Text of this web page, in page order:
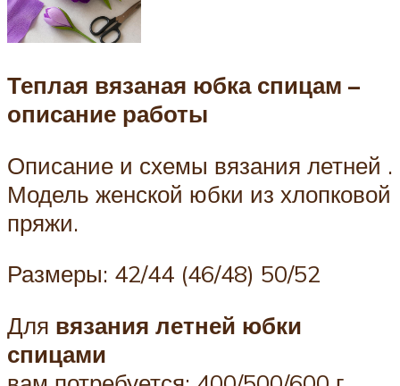
Теплая вязаная юбка спицам –
описание работы
Описание и схемы вязания летней .
Модель женской юбки из хлопковой
пряжи.
Размеры: 42/44 (46/48) 50/52
Для вязания летней юбки
спицами